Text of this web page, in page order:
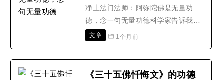
果，很多人往往关注外在因果，..
净土法门法师：阿弥陀佛是无量功
德，念一句无量功德科学家告诉我
们，物质现象，精神现象，全是假
念，意念是精神现象，意念从哪来
文章 1个月前
《三十五佛忏悔文》的功德